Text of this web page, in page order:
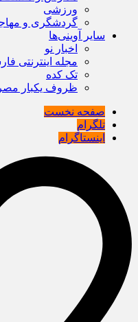
ورزشی
گردشگری و
سایر آوینی‌ها
اخبار نو
مجله اینترنتی
تک کده
ظروف یکبار
صفحه نخست
تلگرام
اینستاگرام